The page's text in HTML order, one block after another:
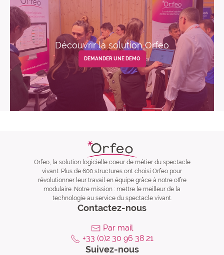
Découvrir la solution Orfeo
DEMANDER UNE DEMO
Orfeo, la solution logicielle coeur de métier du spectacle
vivant. Plus de 600 structures ont choisi Orfeo pour
révolutionner leur travail en équipe grâce à notre offre
modulaire. Notre mission : mettre le meilleur de la
technologie au service du spectacle vivant.
Contactez-nous
Par mail
+33 (0)2 30 96 38 21
Suivez-nous